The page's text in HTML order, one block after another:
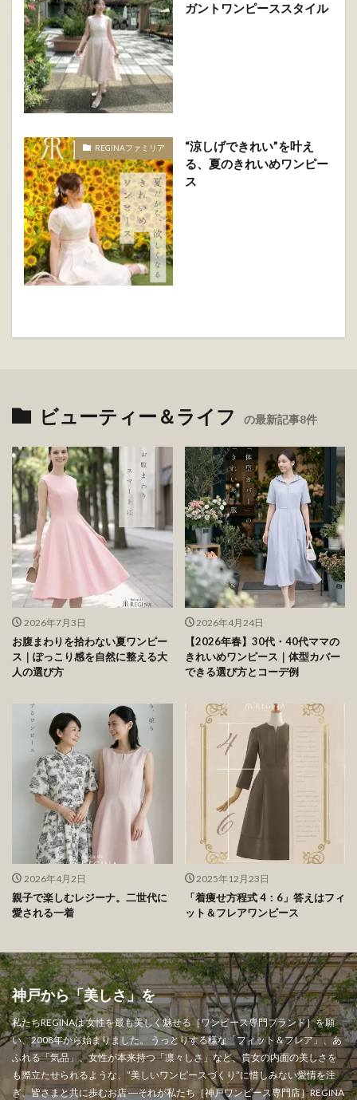
ガントワンピーススタイル
REGINAファミリア
“涼しげできれい”を叶え
る、夏のきれいめワンピー
ス
ビューティー＆ライフ の最新記事8件
2026年7月3日
お腹まわりを拾わない夏ワンピー
ス｜ぽっこり感を自然に整える大
人の選び方
2026年4月24日
【2026年春】30代・40代ママの
きれいめワンピース｜体型カバー
できる選び方とコーデ例
2026年4月2日
親子で楽しむレジーナ。二世代に
愛される一着
2025年12月23日
「着痩せ方程式 4：6」答えはフィ
ット＆フレアワンピース
神戸から「美しさ」を" width="1000" height="1000" >
神戸から「美しさ」を
私たちREGINAは 女性を最も美しく魅せる［ワンピース専門ブランド］を願
い、2008年から始まりました。 うっとりする様な「フィット＆フレア」、あ
ふれる「気品」、女性が本来持つ「凛々しさ」など、貴女の内面の美しさを
も際立たせられるような、”美しいワンピースづくり”に惜しみない愛情を注
ぎ、皆さまと共に歩むお店 ―それが私たち［神戸ワンピース専門店］REGINA